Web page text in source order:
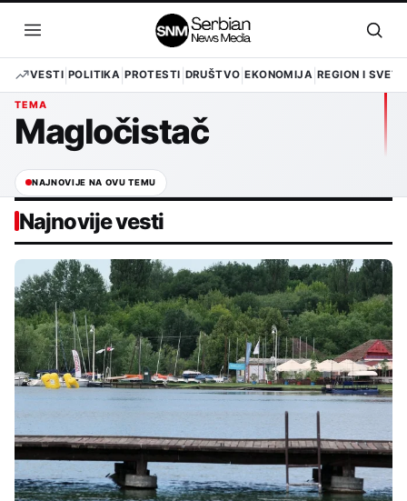
sadržaj
Otvori
meni
VESTI POLITIKA PROTESTI DRUŠTVO EKONOMIJA REGION I SVET
TEMA
Magločistač
NAJNOVIJE NA OVU TEMU
Najnovije vesti